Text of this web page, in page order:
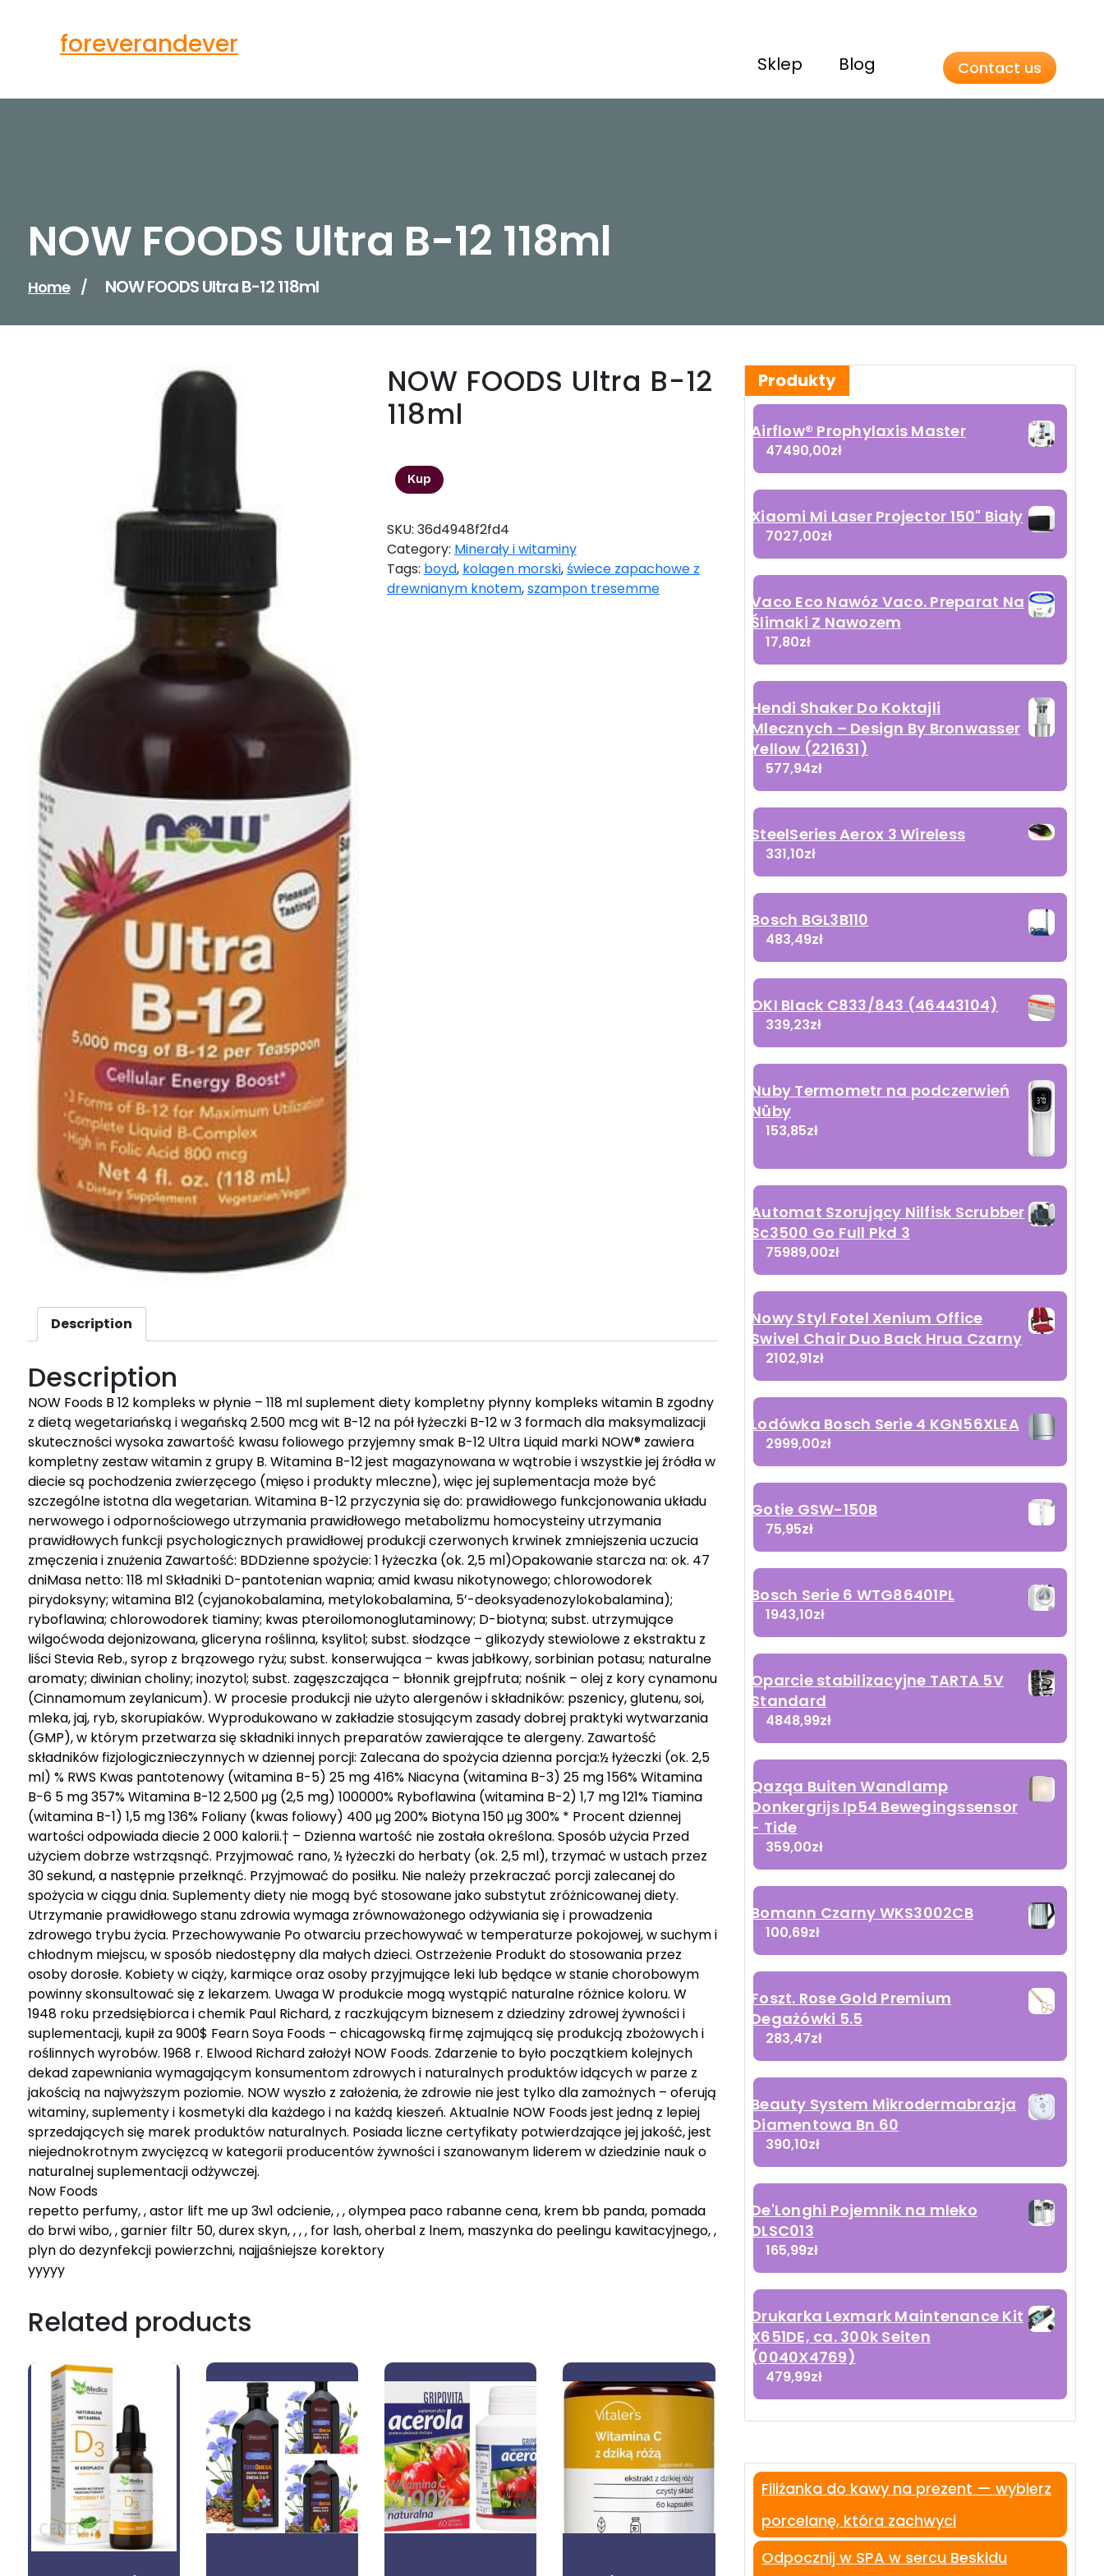
foreverandever
Sklep Blog Contact us
NOW FOODS Ultra B-12 118ml
Home / NOW FOODS Ultra B-12 118ml
NOW FOODS Ultra B-12
118ml
Kup
SKU: 36d4948f2fd4
Category: Minerały i witaminy
Tags: boyd, kolagen morski,świece zapachowe z
drewnianym knotem,szampon tresemme
Description
Description
NOW Foods B 12 kompleks w płynie – 118 ml suplement diety kompletny płynny kompleks witamin B zgodny
z dietą wegetariańską i wegańską 2.500 mcg wit B-12 na pół łyżeczki B-12 w 3 formach dla maksymalizacji
skuteczności wysoka zawartość kwasu foliowego przyjemny smak B-12 Ultra Liquid marki NOW® zawiera
kompletny zestaw witamin z grupy B. Witamina B-12 jest magazynowana w wątrobie i wszystkie jej źródła w
diecie są pochodzenia zwierzęcego (mięso i produkty mleczne), więc jej suplementacja może być
szczególne istotna dla wegetarian. Witamina B-12 przyczynia się do: prawidłowego funkcjonowania układu
nerwowego i odpornościowego utrzymania prawidłowego metabolizmu homocysteiny utrzymania
prawidłowych funkcji psychologicznych prawidłowej produkcji czerwonych krwinek zmniejszenia uczucia
zmęczenia i znużenia Zawartość: BDDzienne spożycie: 1 łyżeczka (ok. 2,5 ml)Opakowanie starcza na: ok. 47
dniMasa netto: 118 ml Składniki D-pantotenian wapnia; amid kwasu nikotynowego; chlorowodorek
pirydoksyny; witamina B12 (cyjanokobalamina, metylokobalamina, 5’-deoksyadenozylokobalamina);
ryboflawina; chlorowodorek tiaminy; kwas pteroilomonoglutaminowy; D-biotyna; subst. utrzymujące
wilgoćwoda dejonizowana, gliceryna roślinna, ksylitol; subst. słodzące – glikozydy stewiolowe z ekstraktu z
liści Stevia Reb., syrop z brązowego ryżu; subst. konserwująca – kwas jabłkowy, sorbinian potasu; naturalne
aromaty; diwinian choliny; inozytol; subst. zagęszczająca – błonnik grejpfruta; nośnik – olej z kory cynamonu
(Cinnamomum zeylanicum). W procesie produkcji nie użyto alergenów i składników: pszenicy, glutenu, soi,
mleka, jaj, ryb, skorupiaków. Wyprodukowano w zakładzie stosującym zasady dobrej praktyki wytwarzania
(GMP), w którym przetwarza się składniki innych preparatów zawierające te alergeny. Zawartość
składników fizjologicznieczynnych w dziennej porcji: Zalecana do spożycia dzienna porcja:½ łyżeczki (ok. 2,5
ml) % RWS Kwas pantotenowy (witamina B-5) 25 mg 416% Niacyna (witamina B-3) 25 mg 156% Witamina
B-6 5 mg 357% Witamina B-12 2,500 μg (2,5 mg) 100000% Ryboflawina (witamina B-2) 1,7 mg 121% Tiamina
(witamina B-1) 1,5 mg 136% Foliany (kwas foliowy) 400 μg 200% Biotyna 150 μg 300% * Procent dziennej
wartości odpowiada diecie 2 000 kalorii.† – Dzienna wartość nie została określona. Sposób użycia Przed
użyciem dobrze wstrząsnąć. Przyjmować rano, ½ łyżeczki do herbaty (ok. 2,5 ml), trzymać w ustach przez
30 sekund, a następnie przełknąć. Przyjmować do posiłku. Nie należy przekraczać porcji zalecanej do
spożycia w ciągu dnia. Suplementy diety nie mogą być stosowane jako substytut zróżnicowanej diety.
Utrzymanie prawidłowego stanu zdrowia wymaga zrównoważonego odżywiania się i prowadzenia
zdrowego trybu życia. Przechowywanie Po otwarciu przechowywać w temperaturze pokojowej, w suchym i
chłodnym miejscu, w sposób niedostępny dla małych dzieci. Ostrzeżenie Produkt do stosowania przez
osoby dorosłe. Kobiety w ciąży, karmiące oraz osoby przyjmujące leki lub będące w stanie chorobowym
powinny skonsultować się z lekarzem. Uwaga W produkcie mogą wystąpić naturalne różnice koloru. W
1948 roku przedsiębiorca i chemik Paul Richard, z raczkującym biznesem z dziedziny zdrowej żywności i
suplementacji, kupił za 900$ Fearn Soya Foods – chicagowską firmę zajmującą się produkcją zbożowych i
roślinnych wyrobów. 1968 r. Elwood Richard założył NOW Foods. Zdarzenie to było początkiem kolejnych
dekad zapewniania wymagającym konsumentom zdrowych i naturalnych produktów idących w parze z
jakością na najwyższym poziomie. NOW wyszło z założenia, że zdrowie nie jest tylko dla zamożnych – oferują
witaminy, suplementy i kosmetyki dla każdego i na każdą kieszeń. Aktualnie NOW Foods jest jedną z lepiej
sprzedających się marek produktów naturalnych. Posiada liczne certyfikaty potwierdzające jej jakość, jest
niejednokrotnym zwycięzcą w kategorii producentów żywności i szanowanym liderem w dziedzinie nauk o
naturalnej suplementacji odżywczej.
Now Foods
repetto perfumy, , astor lift me up 3w1 odcienie, , , olympea paco rabanne cena, krem bb panda, pomada
do brwi wibo, , garnier filtr 50, durex skyn, , , , for lash, oherbal z lnem, maszynka do peelingu kawitacyjnego, ,
plyn do dezynfekcji powierzchni, najjaśniejsze korektory
yyyyy
Related products
Produkty
Airflow® Prophylaxis Master
47490,00zł
Xiaomi Mi Laser Projector 150" Biały
7027,00zł
Vaco Eco Nawóz Vaco. Preparat Na
Ślimaki Z Nawozem
17,80zł
Hendi Shaker Do Koktajli
Mlecznych – Design By Bronwasser
Yellow (221631)
577,94zł
SteelSeries Aerox 3 Wireless
331,10zł
Bosch BGL3B110
483,49zł
OKI Black C833/843 (46443104)
339,23zł
Nuby Termometr na podczerwień
Nûby
153,85zł
Automat Szorujący Nilfisk Scrubber
Sc3500 Go Full Pkd 3
75989,00zł
Nowy Styl Fotel Xenium Office
Swivel Chair Duo Back Hrua Czarny
2102,91zł
Lodówka Bosch Serie 4 KGN56XLEA
2999,00zł
Gotie GSW-150B
75,95zł
Bosch Serie 6 WTG86401PL
1943,10zł
Oparcie stabilizacyjne TARTA 5V
Standard
4848,99zł
Qazqa Buiten Wandlamp
Donkergrijs Ip54 Bewegingssensor
- Tide
359,00zł
Bomann Czarny WKS3002CB
100,69zł
Foszt. Rose Gold Premium
Degażówki 5.5
283,47zł
Beauty System Mikrodermabrazja
Diamentowa Bn 60
390,10zł
De'Longhi Pojemnik na mleko
DLSC013
165,99zł
Drukarka Lexmark Maintenance Kit
X651DE, ca. 300k Seiten
(0040X4769)
479,99zł
Filiżanka do kawy na prezent — wybierz
porcelanę, która zachwyci
Odpocznij w SPA w sercu Beskidu